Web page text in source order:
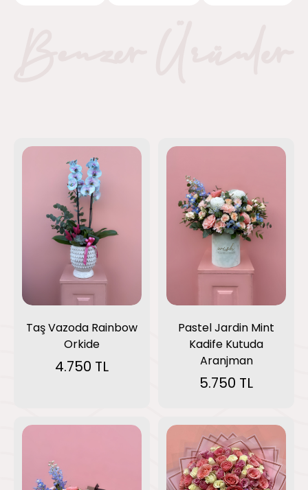
Taş Vazoda Rainbow
Orkide
4.750 TL
Pastel Jardin Mint
Kadife Kutuda
Aranjman
5.750 TL